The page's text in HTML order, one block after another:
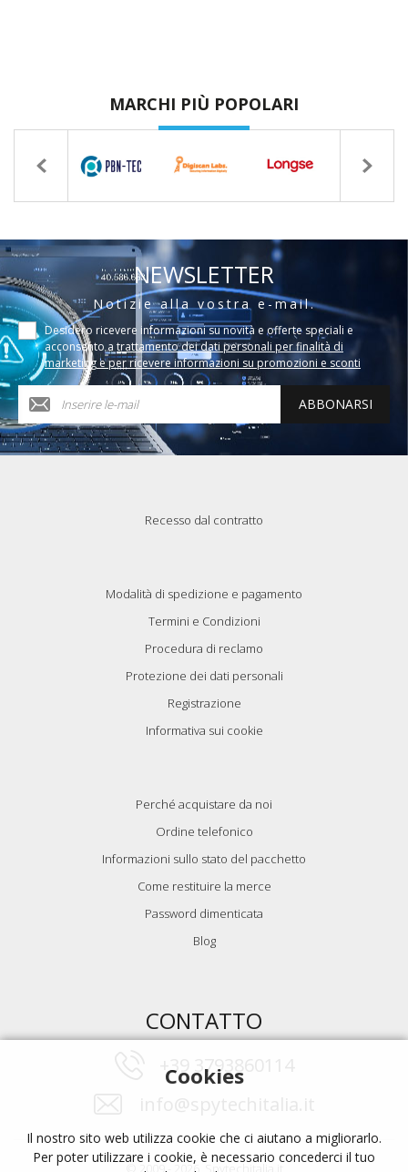
MARCHI PIÙ POPOLARI
NEWSLETTER
Notizie alla vostra e-mail.
Desidero ricevere informazioni su novità e offerte speciali e
acconsento a trattamento dei dati personali per finalità di
marketing e per ricevere informazioni su promozioni e sconti
ABBONARSI
Recesso dal contratto
Modalità di spedizione e pagamento
Termini e Condizioni
Procedura di reclamo
Protezione dei dati personali
Registrazione
Informativa sui cookie
Perché acquistare da noi
Ordine telefonico
Informazioni sullo stato del pacchetto
Come restituire la merce
Password dimenticata
Blog
CONTATTO
+39 3793860114
© 2009 - 2026, Spytechitalia.it
Cookies
Il nostro sito web utilizza cookie che ci aiutano a migliorarlo.
Per poter utilizzare i cookie, è necessario concederci il tuo